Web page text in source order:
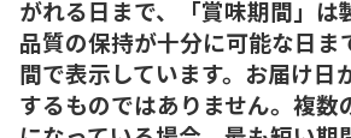
がれる日まで、「賞味期間」は
品質の保持が十分に可能な日ま
間で表示しています。お届け日
するものではありません。複数